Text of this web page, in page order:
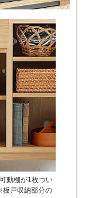
動棚が1枚つい
戸収納部分の